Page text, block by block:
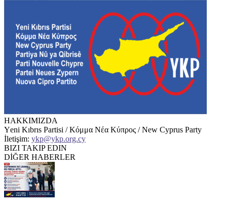
HAKKIMIZDA
Υeni Kıbrıs Partisi / Κόμμα Νέα Κύπρος / New Cyprus Party
İletişim: ykp@ykp.org.cy
BIZI TAKIP EDIN
DİĞER HABERLER